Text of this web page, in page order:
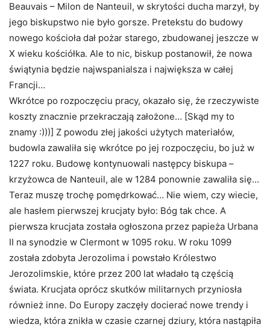
Beauvais – Milon de Nanteuil, w skrytości ducha marzył, by
jego biskupstwo nie było gorsze. Pretekstu do budowy
nowego kościoła dał pożar starego, zbudowanej jeszcze w
X wieku kościółka. Ale to nic, biskup postanowił, że nowa
świątynia będzie najwspanialsza i największa w całej
Francji…
Wkrótce po rozpoczęciu pracy, okazało się, że rzeczywiste
koszty znacznie przekraczają założone… [Skąd my to
znamy :)))] Z powodu złej jakości użytych materiałów,
budowla zawaliła się wkrótce po jej rozpoczęciu, bo już w
1227 roku. Budowę kontynuowali następcy biskupa –
krzyżowca de Nanteuil, ale w 1284 ponownie zawaliła się…
Teraz muszę trochę pomędrkować… Nie wiem, czy wiecie,
ale hasłem pierwszej krucjaty było: Bóg tak chce. A
pierwsza krucjata została ogłoszona przez papieża Urbana
II na synodzie w Clermont w 1095 roku. W roku 1099
została zdobyta Jerozolima i powstało Królestwo
Jerozolimskie, które przez 200 lat władało tą częścią
świata. Krucjata oprócz skutków militarnych przyniosła
również inne. Do Europy zaczęły docierać nowe trendy i
wiedza, która znikła w czasie czarnej dziury, która nastąpiła